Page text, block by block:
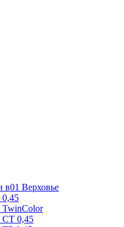
Верховье
0,45
TwinColor
СТ 0,45